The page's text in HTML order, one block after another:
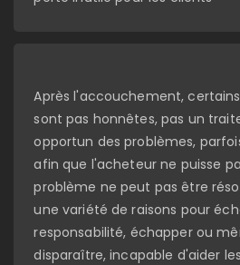
Après l'accouchement,
sont pas honnêtes, pas un
opportun des problèmes,
afin que l'acheteur ne puisse
problème ne peut pas être
une variété de raisons pour
responsabilité, échapper ou
disparaître, incapable d'aider